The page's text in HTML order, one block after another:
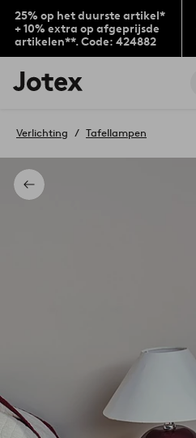
25% op het duurste artikel*
+ 10% extra op afgeprijsde
artikelen**. Code: 424882
Jotex
logo
to
home
page
Terug
Verlichting Tafellampen